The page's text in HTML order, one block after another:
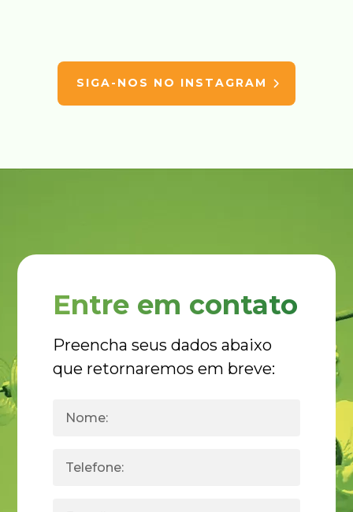
SIGA-NOS NO INSTAGRAM
Entre em contato
Preencha seus dados abaixo
que retornaremos em breve: